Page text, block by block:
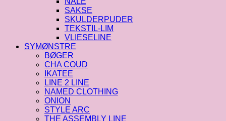
SAKSE
SKULDERPUDER
TEKSTIL-LIM
VLIESELINE
SYMØNSTRE
BØGER
CHA COUD
IKATEE
LINE 2 LINE
NAMED CLOTHING
ONION
STYLE ARC
THE ASSEMBLY LINE